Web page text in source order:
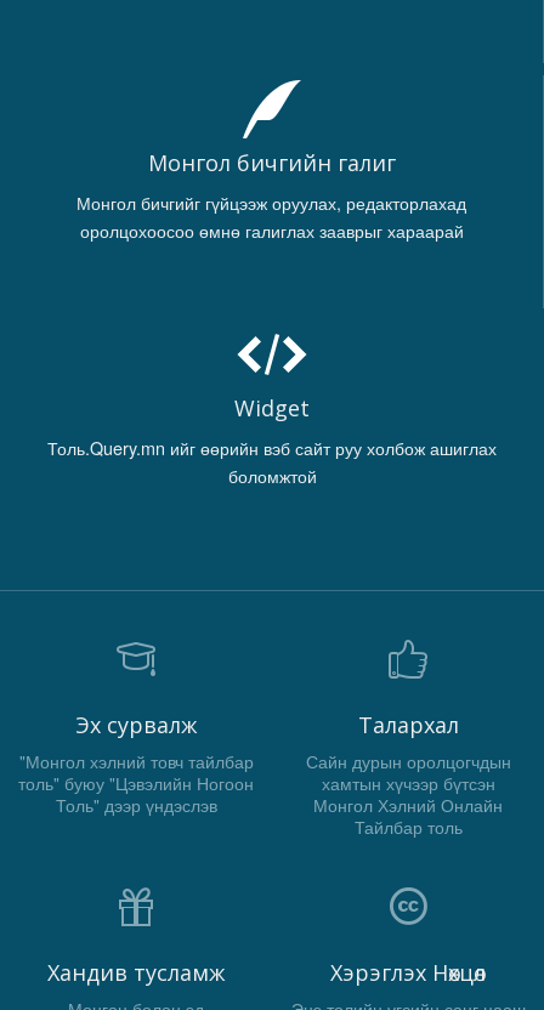
Монгол бичгийн галиг
Монгол бичгийг гүйцээж оруулах, редакторлахад
оролцохоосоо өмнө галиглах зааврыг хараарай
Widget
Толь.Query.mn ийг өөрийн вэб сайт руу холбож ашиглах
боломжтой
Эх сурвалж
"Монгол хэлний товч тайлбар
толь" буюу "Цэвэлийн Ногоон
Толь" дээр үндэслэв
Талархал
Сайн дурын оролцогчдын
хамтын хүчээр бүтсэн
Монгол Хэлний Онлайн
Тайлбар толь
Хандив тусламж Хэрэглэх Нөхцөл